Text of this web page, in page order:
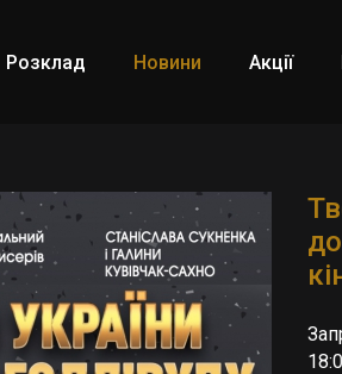
Розклад Новини Акції